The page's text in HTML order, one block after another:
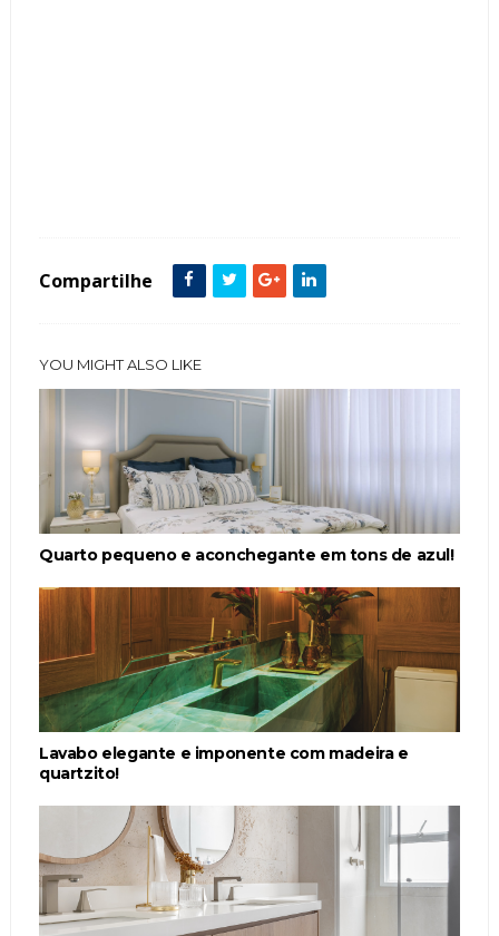
Compartilhe
YOU MIGHT ALSO LIKE
Quarto pequeno e aconchegante em tons de azul!
Lavabo elegante e imponente com madeira e
quartzito!